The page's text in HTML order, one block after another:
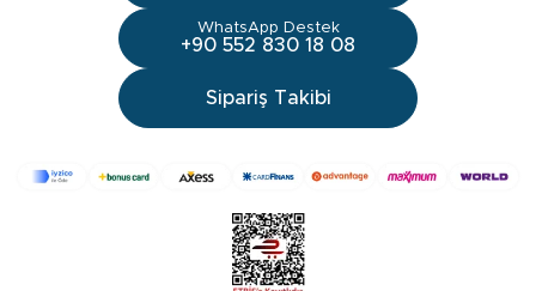
WhatsApp Destek
+90 552 830 18 08
Sipariş Takibi